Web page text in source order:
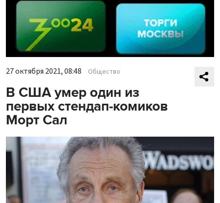
27 октября 2021, 08:48 Общество
В США умер один из
первых стендап-комиков
Морт Сал